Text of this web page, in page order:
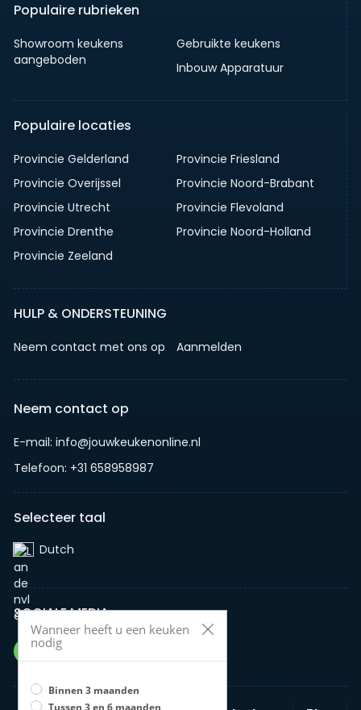
Populaire rubrieken
Showroom keukens
aangeboden
Gebruikte keukens
Inbouw Apparatuur
Populaire locaties
Provincie Gelderland
Provincie Friesland
Provincie Overijssel
Provincie Noord-Brabant
Provincie Utrecht
Provincie Flevoland
Provincie Drenthe
Provincie Noord-Holland
Provincie Zeeland
HULP & ONDERSTEUNING
Neem contact met ons op Aanmelden
Neem contact op
E-mail: info@jouwkeukenonline.nl
Telefoon: +31 658958987
Selecteer taal
Dutch‎
SOCIALE MEDIA
Wanneer heeft u een keuken
nodig
Binnen 3 maanden
Tussen 3 en 6 maanden